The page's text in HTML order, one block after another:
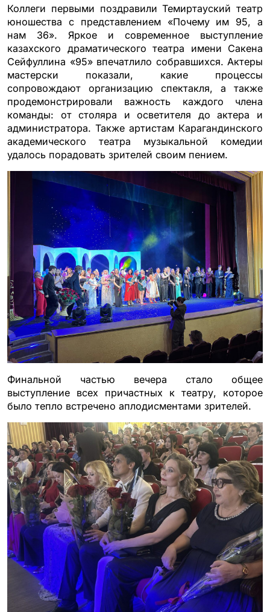
Коллеги первыми поздравили Темиртауский театр
юношества с представлением «Почему им 95, а
нам 36». Яркое и современное выступление
казахского драматического театра имени Сакена
Сейфуллина «95» впечатлило собравшихся. Актеры
мастерски показали, какие процессы
сопровождают организацию спектакля, а также
продемонстрировали важность каждого члена
команды: от столяра и осветителя до актера и
администратора. Также артистам Карагандинского
академического театра музыкальной комедии
удалось порадовать зрителей своим пением.
Финальной частью вечера стало общее
выступление всех причастных к театру, которое
было тепло встречено аплодисментами зрителей.